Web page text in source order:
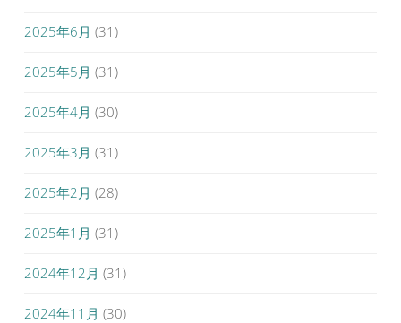
2025年6月 (31)
2025年5月 (31)
2025年4月 (30)
2025年3月 (31)
2025年2月 (28)
2025年1月 (31)
2024年12月 (31)
2024年11月 (30)